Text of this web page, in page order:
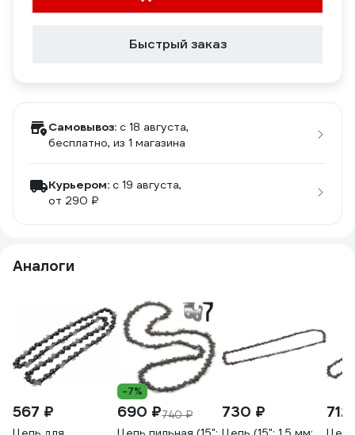
Быстрый заказ
Самовывоз: c 18 августа,
бесплатно, из 1 магазина
Курьером: c 19 августа,
от 290 ₽
Аналоги
567 ₽
-7%
690 ₽740 ₽ 730 ₽